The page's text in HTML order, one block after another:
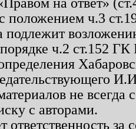
положением ч.3
подлежит
ч.2 ст.152
не
с авторами.
ответственность